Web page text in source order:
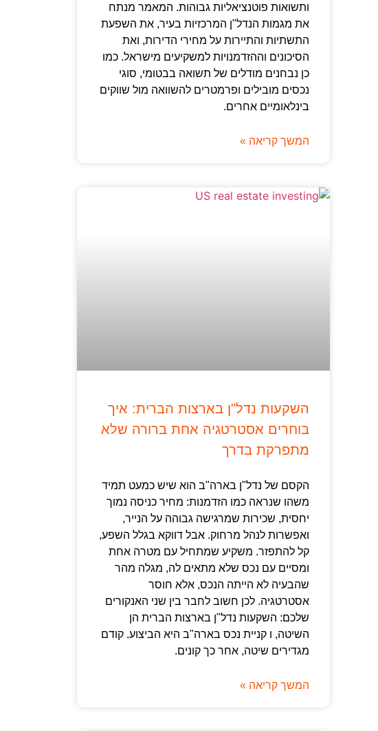
ותשואות פוטנציאליות גבוהות. המאמר מנתח
את מגמות הנדל"ן המרכזיות בעיר, את השפעת
התשתיות והתיירות על מחירי הדירות, ואת
הסיכונים וההזדמנויות למשקיעים מישראל. כמו
כן נבחנים מודלים של תשואה בבטומי, סוגי
נכסים מובילים ופרמטרים להשוואה מול שווקים
בינלאומיים אחרים.
המשך קריאה »
השקעות נדל"ן בארצות הברית: איך
בוחרים אסטרטגיה אחת ברורה שלא
מתפרקת בדרך
הקסם של נדל"ן בארה"ב הוא שיש כמעט תמיד
משהו שנראה כמו הזדמנות: מחיר כניסה נמוך
יחסית, שכירות שמרגישה גבוהה על הנייר,
ואפשרות לנהל מרחוק. אבל דווקא בגלל השפע,
קל להתפזר. משקיע שמתחיל עם מטרה אחת
ומסיים עם נכס שלא מתאים לה, מגלה מהר
שהבעיה לא הייתה הנכס, אלא חוסר
אסטרטגיה. לכן חשוב לחבר בין שני האנקורים
שלכם: השקעות נדל"ן בארצות הברית הן
השיטה, ו קניית נכס בארה"ב היא הביצוע. קודם
מגדירים שיטה, אחר כך קונים.
המשך קריאה »